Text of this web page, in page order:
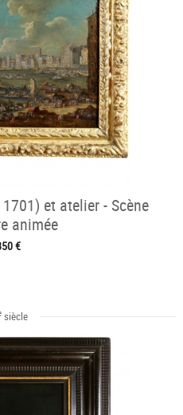
et atelier - Scène
animée
€
siècle